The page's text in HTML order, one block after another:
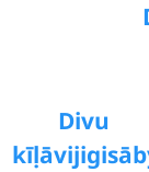
Divu